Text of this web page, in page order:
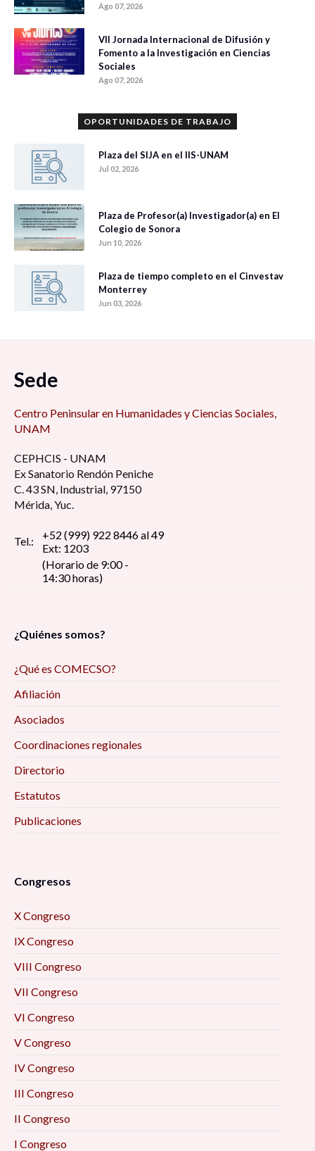
Ago 07, 2026
VII Jornada Internacional de Difusión y
Fomento a la Investigación en Ciencias
Sociales
Ago 07, 2026
OPORTUNIDADES DE TRABAJO
Plaza del SIJA en el IIS-UNAM
Jul 02, 2026
Plaza de Profesor(a) Investigador(a) en El
Colegio de Sonora
Jun 10, 2026
Plaza de tiempo completo en el Cinvestav
Monterrey
Jun 03, 2026
Sede
Centro Peninsular en Humanidades y Ciencias Sociales,
UNAM
CEPHCIS - UNAM
Ex Sanatorio Rendón Peniche
C. 43 SN, Industrial, 97150
Mérida, Yuc.
Tel.:
+52 (999) 922 8446 al 49
Ext: 1203
(Horario de 9:00 -
14:30 horas)
¿Quiénes somos?
¿Qué es COMECSO?
Afiliación
Asociados
Coordinaciones regionales
Directorio
Estatutos
Publicaciones
Congresos
X Congreso
IX Congreso
VIII Congreso
VII Congreso
VI Congreso
V Congreso
IV Congreso
III Congreso
II Congreso
I Congreso